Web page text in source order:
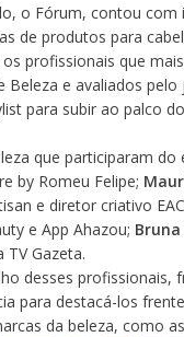
o Fórum, contou
de produtos para
profissionais que
Beleza e avaliados
para subir ao palco
que participaram do
by Romeu Felipe;
e diretor criativo
e App Ahazou;
TV Gazeta.
desses profissionais,
para destacá-los
da beleza, como